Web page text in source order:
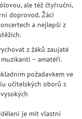
ale též čtyřruční,
doprovod. Žáci
a nejlepší z
z žáků zaujaté
– amatéři.
požadavkem ve
učitelských oborů s
je mít vlastní